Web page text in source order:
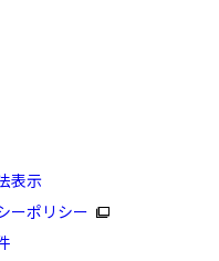
表示
ーポリシー